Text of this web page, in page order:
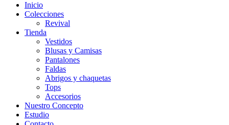
Inicio
Colecciones
Revival
Tienda
Vestidos
Blusas y Camisas
Pantalones
Faldas
Abrigos y chaquetas
Tops
Accesorios
Nuestro Concepto
Estudio